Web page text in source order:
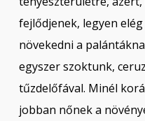
fejlődjenek, legyen
növekedni a
egyszer szoktunk,
tűzdelőfával. Minél
jobban nőnek a